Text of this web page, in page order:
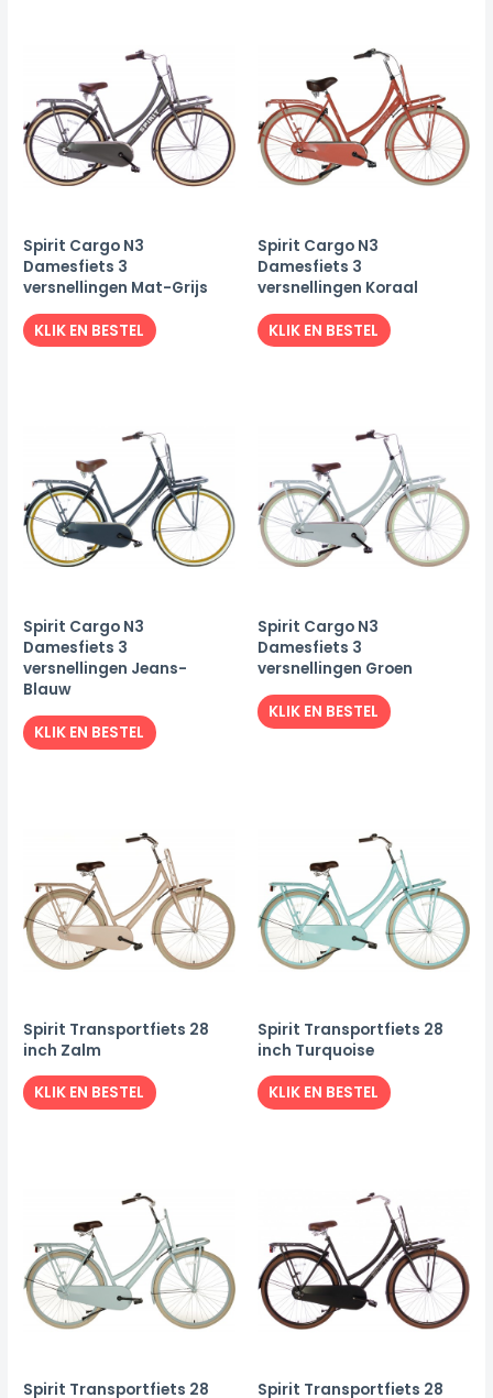
Spirit Cargo N3
Damesfiets 3
versnellingen Mat-Grijs
KLIK EN BESTEL
Spirit Cargo N3
Damesfiets 3
versnellingen Koraal
KLIK EN BESTEL
Spirit Cargo N3
Damesfiets 3
versnellingen Jeans-
Blauw
KLIK EN BESTEL
Spirit Cargo N3
Damesfiets 3
versnellingen Groen
KLIK EN BESTEL
Spirit Transportfiets 28
inch Zalm
KLIK EN BESTEL
Spirit Transportfiets 28
inch Turquoise
KLIK EN BESTEL
Spirit Transportfiets 28
Spirit Transportfiets 28